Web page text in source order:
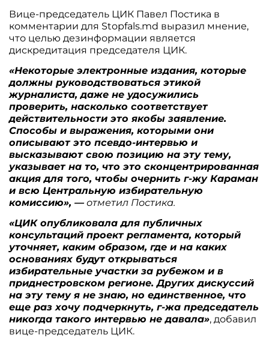
Вице-председатель ЦИК Павел Постика в
комментарии для Stopfals.md выразил мнение,
что целью дезинформации является
дискредитация председателя ЦИК.
«Некоторые электронные издания, которые
должны руководствоваться этикой
журналиста, даже не удосужились
проверить, насколько соответствует
действительности это якобы заявление.
Способы и выражения, которыми они
описывают это псевдо-интервью и
высказывают свою позицию на эту тему,
указывает на то, что это сконцентрированная
акция для того, чтобы очернить г-жу Караман
и всю Центральную избирательную
комиссию», — отметил Постика.
«ЦИК опубликовала для публичных
консультаций проект регламента, который
уточняет, каким образом, где и на каких
основаниях будут открываться
избирательные участки за рубежом и в
приднестровском регионе. Других дискуссий
на эту тему я не знаю, но единственное, что
еще раз хочу подчеркнуть, г-жа председатель
никогда такого интервью не давала», добавил
вице-председатель ЦИК.